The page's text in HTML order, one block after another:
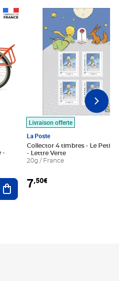
Ajouter au panier
Livraison offerte
La Poste
Collector 4 timbres - Le Petit
- Lettre Verte
20g / France
7,50€
Prix 7,50€